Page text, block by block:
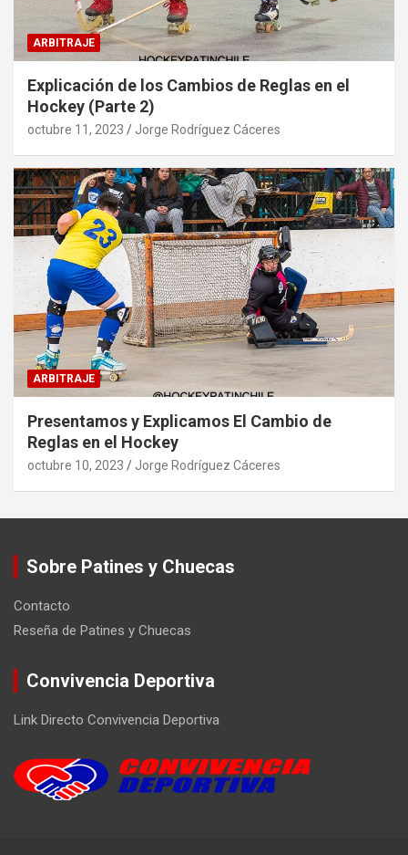
ARBITRAJE
Explicación de los Cambios de Reglas en el
Hockey (Parte 2)
octubre 11, 2023 Jorge Rodríguez Cáceres
ARBITRAJE
Presentamos y Explicamos El Cambio de
Reglas en el Hockey
octubre 10, 2023 Jorge Rodríguez Cáceres
Sobre Patines y Chuecas
Contacto
Reseña de Patines y Chuecas
Convivencia Deportiva
Link Directo Convivencia Deportiva